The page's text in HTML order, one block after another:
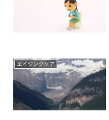
エイジングケア